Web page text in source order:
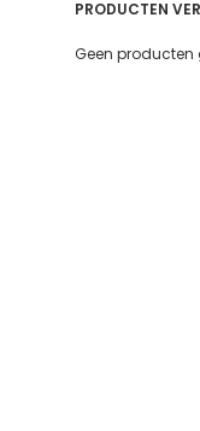
PRODUCTEN
Geen producten